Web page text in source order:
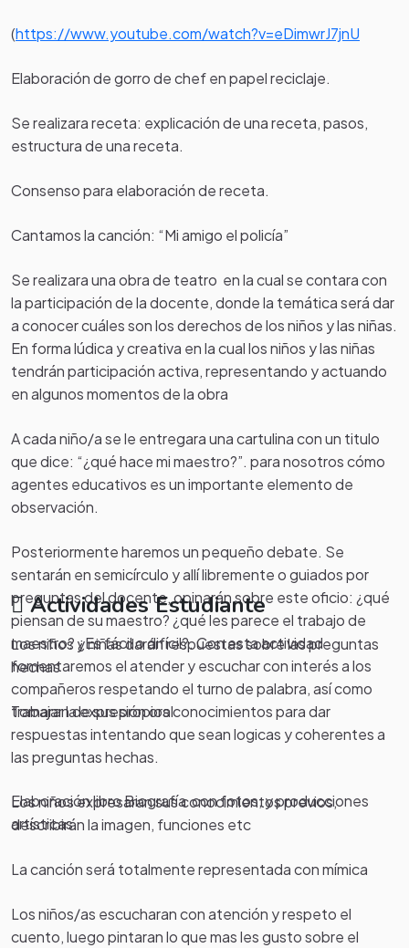
(https://www.youtube.com/watch?v=eDimwrJ7jnU
Elaboración de gorro de chef en papel reciclaje.
Se realizara receta: explicación de una receta, pasos,
estructura de una receta.
Consenso para elaboración de receta.
Cantamos la canción: “Mi amigo el policía”
Se realizara una obra de teatro en la cual se contara con
la participación de la docente, donde la temática será dar
a conocer cuáles son los derechos de los niños y las niñas.
En forma lúdica y creativa en la cual los niños y las niñas
tendrán participación activa, representando y actuando
en algunos momentos de la obra
A cada niño/a se le entregara una cartulina con un titulo
que dice: “¿qué hace mi maestro?”. para nosotros cómo
agentes educativos es un importante elemento de
observación.
Posteriormente haremos un pequeño debate. Se
sentarán en semicírculo y allí libremente o guiados por
preguntas del docente, opinarán sobre este oficio: ¿qué
piensan de su maestro? ¿qué les parece el trabajo de
maestro? ¿Es fácil o difícil?. Con esta actividad
fomentaremos el atender y escuchar con interés a los
compañeros respetando el turno de palabra, así como
trabajar la expresión oral
Elaboración libro Biografía con fotos, y producciones
artísticas.
Actividades Estudiante
Los niños y niñas darán respuestas sobre las preguntas
hechas
Tomaran de sus propios conocimientos para dar
respuestas intentando que sean logicas y coherentes a
las preguntas hechas.
Los niños expresaran sus conocimientos previos,
describirán la imagen, funciones etc
La canción será totalmente representada con mímica
Los niños/as escucharan con atención y respeto el
cuento, luego pintaran lo que mas les gusto sobre el